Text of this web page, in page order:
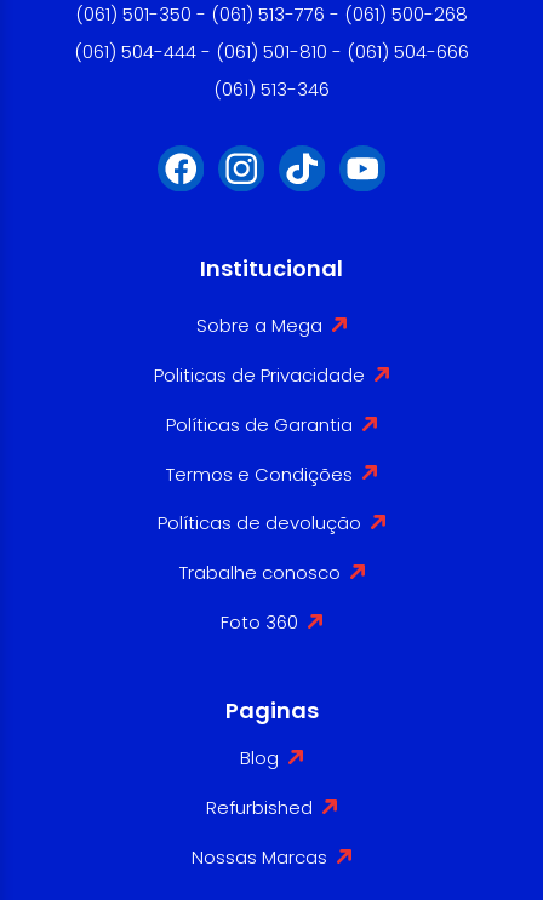
(061) 501-350 - (061) 513-776 - (061) 500-268
(061) 504-444 - (061) 501-810 - (061) 504-666
(061) 513-346
Institucional
Sobre a Mega
Politicas de Privacidade
Políticas de Garantia
Termos e Condições
Políticas de devolução
Trabalhe conosco
Foto 360
Paginas
Blog
Refurbished
Nossas Marcas